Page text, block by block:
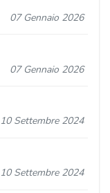
07 Gennaio 2026
07 Gennaio 2026
10 Settembre 2024
10 Settembre 2024